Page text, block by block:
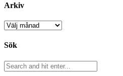
Arkiv
Arkiv
Sök